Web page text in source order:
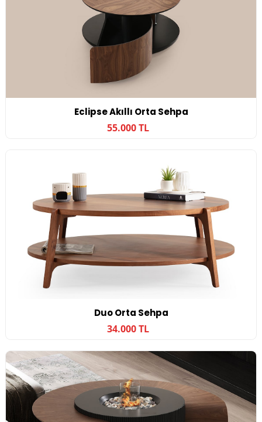
Eclipse Akıllı Orta Sehpa
55.000 TL
Duo Orta Sehpa
34.000 TL